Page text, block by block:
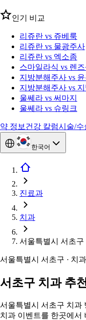
인기 비교
리쥬란 vs 쥬베룩
리쥬란 vs 물광주사
리쥬란 vs 엑소좀
스마일라식 vs 렌
지방분해주사 vs
지방분해주사 vs
울쎄라 vs 써마지
울쎄라 vs 슈링크
약 정보 건강 칼럼시술/수
한국어
진료과
치과
서울특별시 서초구
서울특별시 서초구 · 치과
서초구 치과 추천
서울특별시 서초구 치과
치과 이벤트를 한곳에서